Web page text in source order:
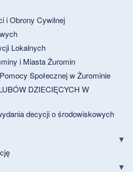
i Obrony Cywilnej
Lokalnych
i Miasta Żuromin
Społecznej w Żurominie
DZIECIĘCYCH W
decycji o środowiskowych